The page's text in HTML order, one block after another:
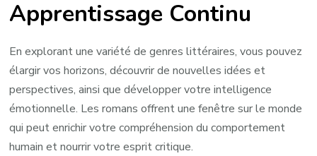
Apprentissage Continu
En explorant une variété de genres littéraires, vous pouvez
élargir vos horizons, découvrir de nouvelles idées et
perspectives, ainsi que développer votre intelligence
émotionnelle. Les romans offrent une fenêtre sur le monde
qui peut enrichir votre compréhension du comportement
humain et nourrir votre esprit critique.